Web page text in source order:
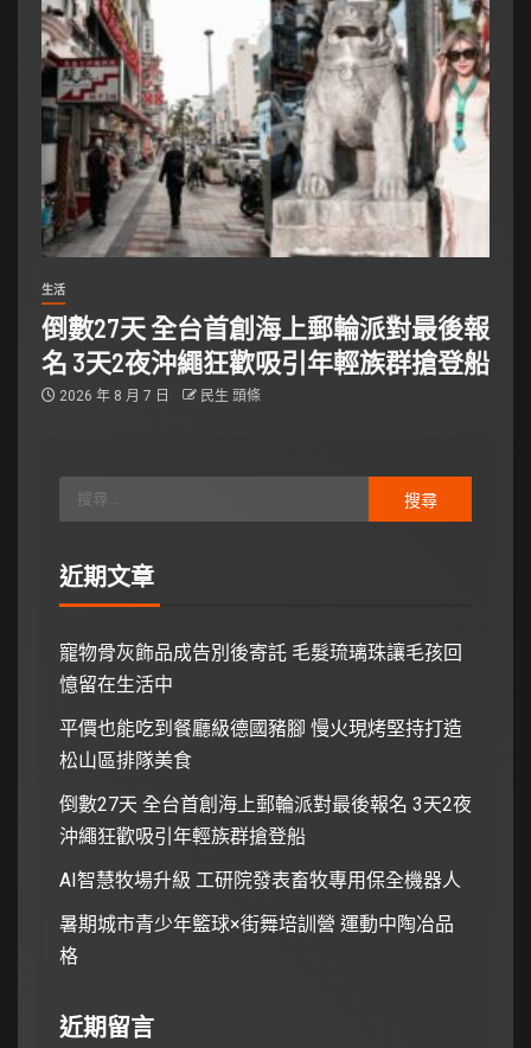
生活
倒數27天 全台首創海上郵輪派對最後報
名 3天2夜沖繩狂歡吸引年輕族群搶登船
2026 年 8 月 7 日 民生 頭條
近期文章
寵物骨灰飾品成告別後寄託 毛髮琉璃珠讓毛孩回
憶留在生活中
平價也能吃到餐廳級德國豬腳 慢火現烤堅持打造
松山區排隊美食
倒數27天 全台首創海上郵輪派對最後報名 3天2夜
沖繩狂歡吸引年輕族群搶登船
AI智慧牧場升級 工研院發表畜牧專用保全機器人
暑期城市青少年籃球×街舞培訓營 運動中陶冶品
格
近期留言